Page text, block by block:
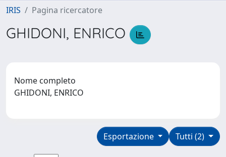
IRIS Pagina ricercatore
GHIDONI, ENRICO
Nome completo
GHIDONI, ENRICO
Tutti (2)
Esportazione